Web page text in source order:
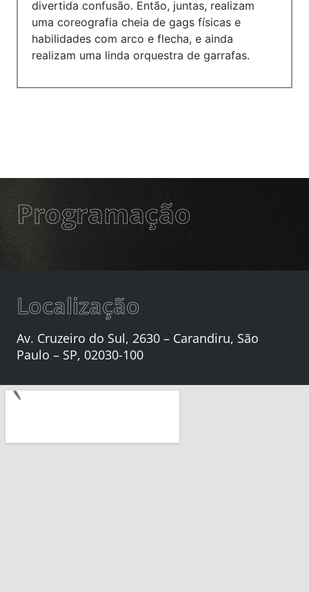
divertida confusão. Então, juntas, realizam
uma coreografia cheia de gags físicas e
habilidades com arco e flecha, e ainda
realizam uma linda orquestra de garrafas.
Programação
Localização
Av. Cruzeiro do Sul, 2630 – Carandiru, São
Paulo – SP, 02030-100